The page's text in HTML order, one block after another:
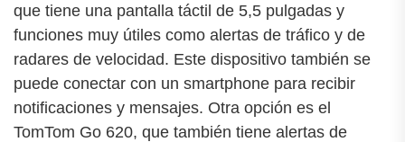
que tiene una pantalla táctil de 5,5 pulgadas y
funciones muy útiles como alertas de tráfico y de
radares de velocidad. Este dispositivo también se
puede conectar con un smartphone para recibir
notificaciones y mensajes. Otra opción es el
TomTom Go 620, que también tiene alertas de